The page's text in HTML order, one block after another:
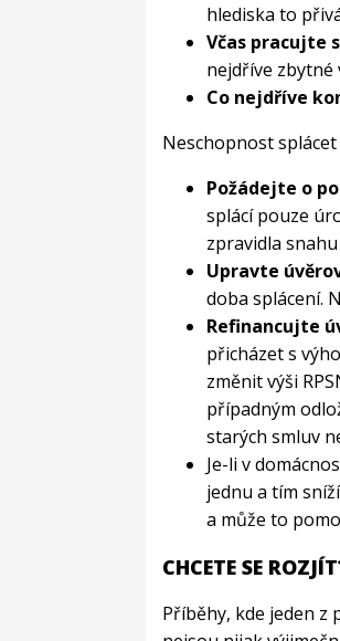
hlediska to
Včas pracujte
nejdříve zbytné
Co nejdříve
Neschopnost
Požádejte o
splácí pouze
zpravidla
Upravte
doba splácení.
Refinancujte
přicházet s
změnit výši
případným
starých smluv
Je-li v
jednu a tím
a může to
CHCETE SE
Příběhy, kde jeden z